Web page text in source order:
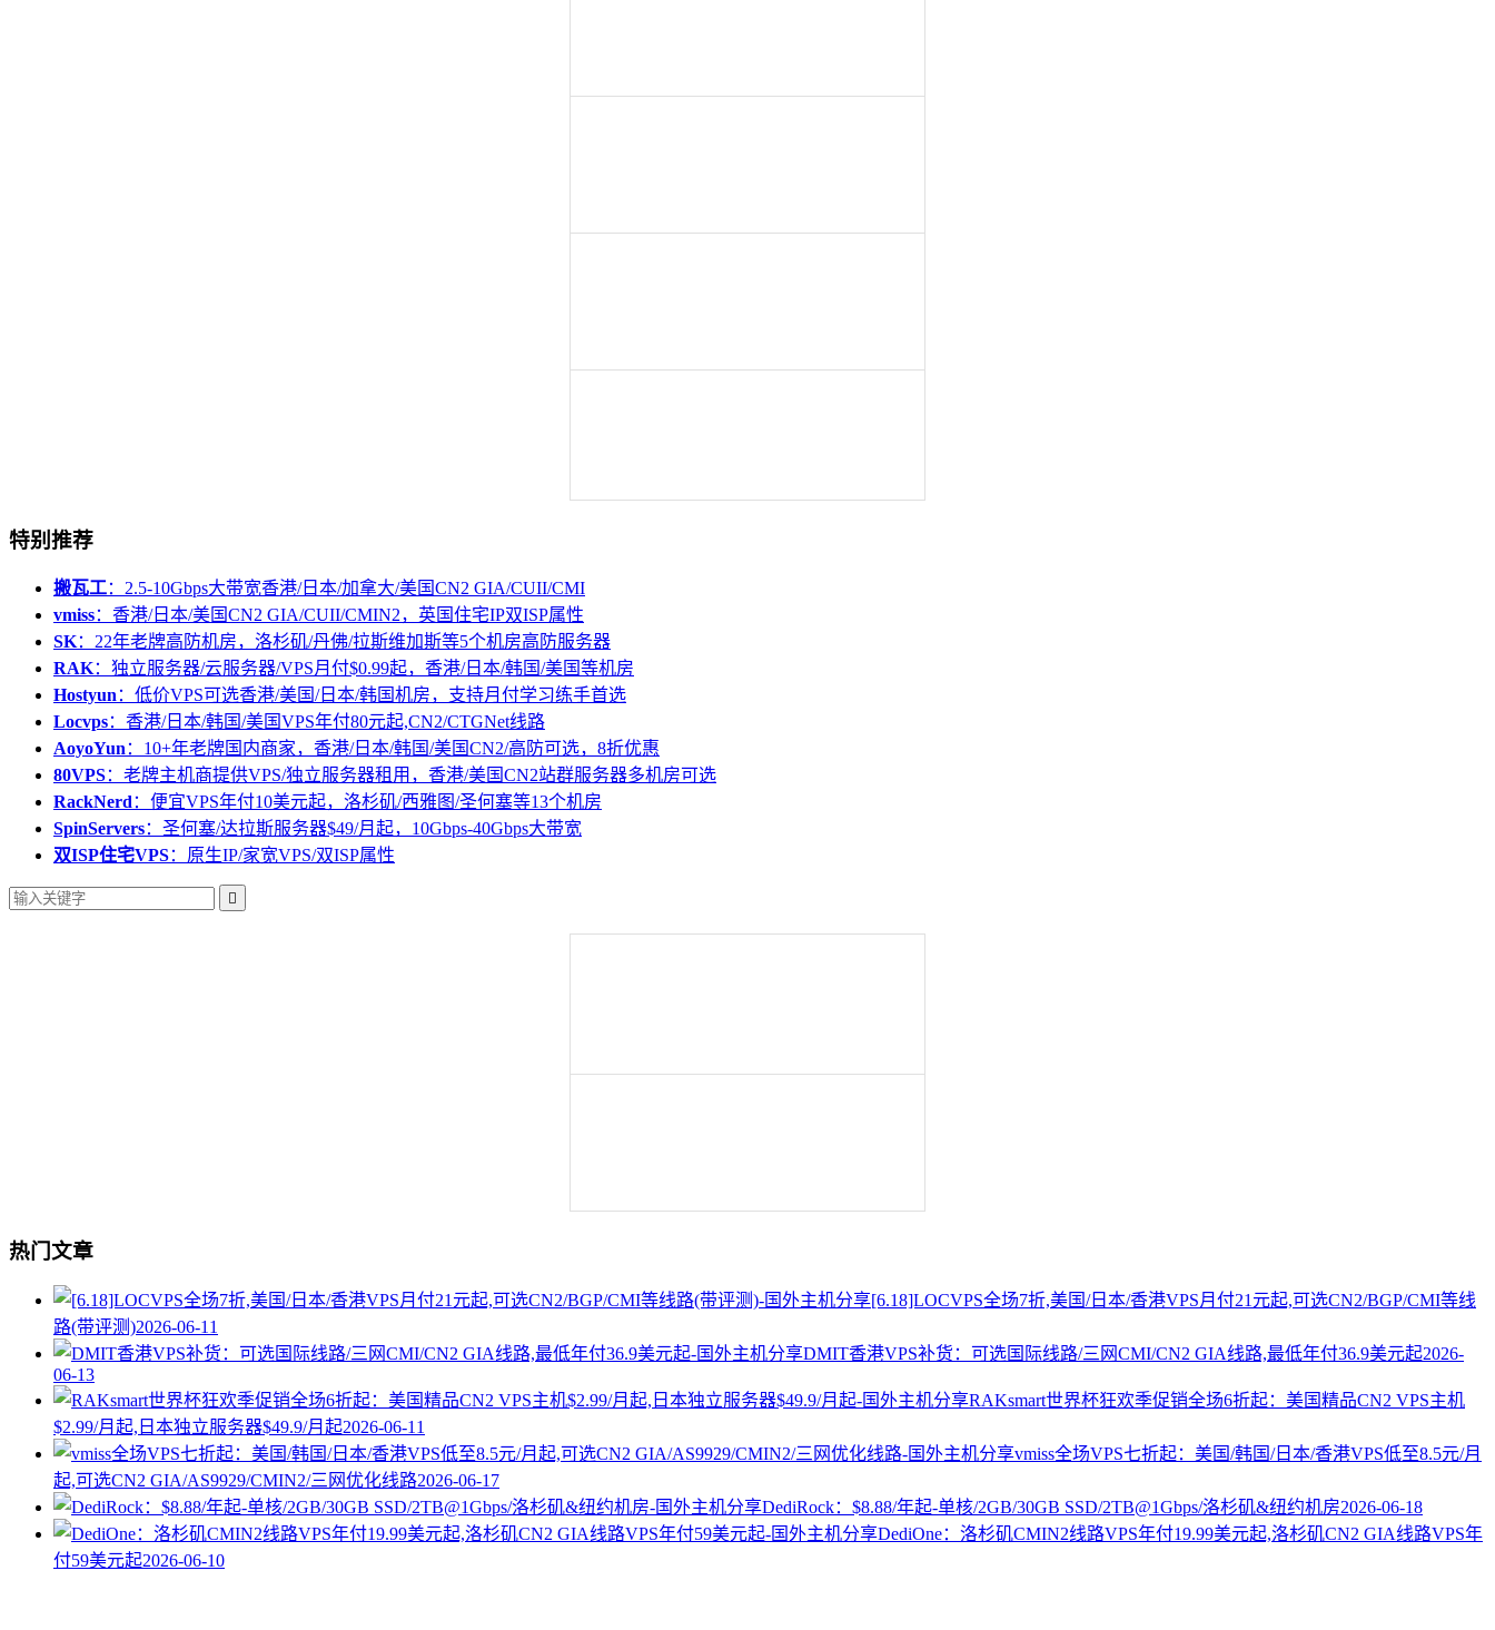
特别推荐
搬瓦工：2.5-10Gbps大带宽香港/日本/加拿大/美国CN2 GIA/CUII/CMI
vmiss：香港/日本/美国CN2 GIA/CUII/CMIN2，英国住宅IP双ISP属性
SK：22年老牌高防机房，洛杉矶/丹佛/拉斯维加斯等5个机房高防服务器
RAK：独立服务器/云服务器/VPS月付$0.99起，香港/日本/韩国/美国等机房
Hostyun ：低价VPS可选香港/美国/日本/韩国机房，支持月付学习练手首选
Locvps：香港/日本/韩国/美国VPS年付80元起,CN2/CTGNet线路
AoyoYun ：10+年老牌国内商家，香港/日本/韩国/美国CN2/高防可选，8折优惠
80VPS：老牌主机商提供VPS/独立服务器租用，香港/美国CN2站群服务器多机房可选
RackNerd ：便宜VPS年付10美元起，洛杉矶/西雅图/圣何塞等13个机房
SpinServers：圣何塞/达拉斯服务器$49/月起，10Gbps-40Gbps大带宽
双ISP住宅VPS：原生IP/家宽VPS/双ISP属性

热门文章
[6.18]LOCVPS全场7折,美国/日本/香港VPS月付21元起,可选CN2/BGP/CMI等线
路(带评测)2026-06-11
DMIT香港VPS补货：可选国际线路/三网CMI/CN2 GIA线路,最低年付36.9美元起2026-
06-13
RAKsmart世界杯狂欢季促销全场6折起：美国精品CN2 VPS主机
$2.99/月起,日本独立服务器$49.9/月起2026-06-11
vmiss全场VPS七折起：美国/韩国/日本/香港VPS低至8.5元/月
起,可选CN2 GIA/AS9929/CMIN2/三网优化线路2026-06-17
DediRock：$8.88/年起-单核/2GB/30GB SSD/2TB@1Gbps/洛杉矶&纽约机房2026-06-18
DediOne：洛杉矶CMIN2线路VPS年付19.99美元起,洛杉矶CN2 GIA线路VPS年
付59美元起2026-06-10